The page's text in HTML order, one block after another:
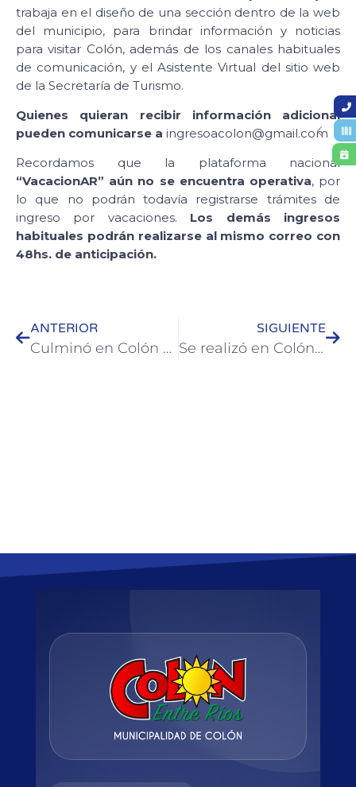
trabaja en el diseño de una sección dentro de la web
del municipio, para brindar información y noticias
para visitar Colón, además de los canales habituales
de comunicación, y el Asistente Virtual del sitio web
de la Secretaría de Turismo.
Quienes quieran recibir información adicional
pueden comunicarse a ingresoacolon@gmail.com
Recordamos que la plataforma nacional
“VacacionAR” aún no se encuentra operativa, por
lo que no podrán todavía registrarse trámites de
ingreso por vacaciones. Los demás ingresos
habituales podrán realizarse al mismo correo con
48hs. de anticipación.
ANTERIOR
Culminó en Colón el operativo de entrega de las tarjetas Alimentar
SIGUIENTE
Se realizó en Colón la Noche de los Museos